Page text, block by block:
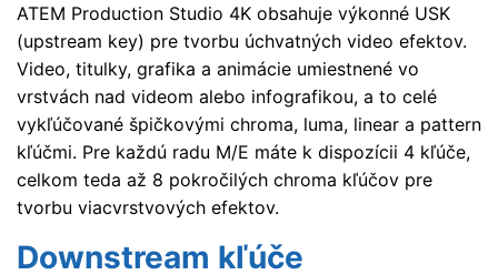
ATEM Production Studio 4K obsahuje výkonné USK
(upstream key) pre tvorbu úchvatných video efektov.
Video, titulky, grafika a animácie umiestnené vo
vrstvách nad videom alebo infografikou, a to celé
vykľúčované špičkovými chroma, luma, linear a pattern
kľúčmi. Pre každú radu M/E máte k dispozícii 4 kľúče,
celkom teda až 8 pokročilých chroma kľúčov pre
tvorbu viacvrstvových efektov.
Downstream kľúče